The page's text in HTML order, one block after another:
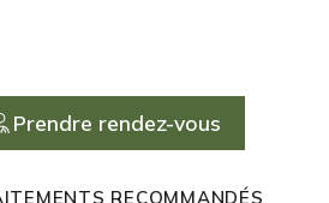
Prendre rendez-vous
RECOMMANDÉS